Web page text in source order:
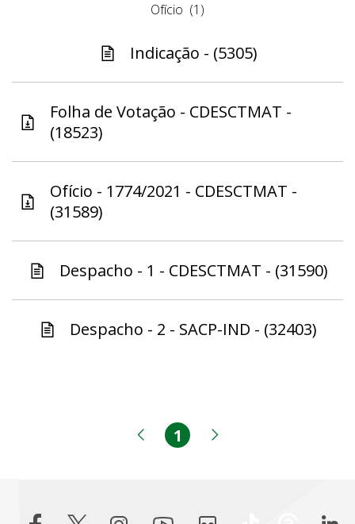
Ofício (1)
Indicação - (5305)
Folha de Votação - CDESCTMAT -
(18523)
Ofício - 1774/2021 - CDESCTMAT -
(31589)
Despacho - 1 - CDESCTMAT - (31590)
Despacho - 2 - SACP-IND - (32403)
Página anterior
Página
1